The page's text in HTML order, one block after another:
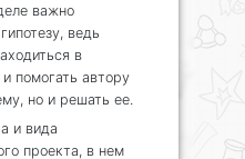
важно
ведь
в
помогать автору
но и решать ее.
и вида
проекта, в нем